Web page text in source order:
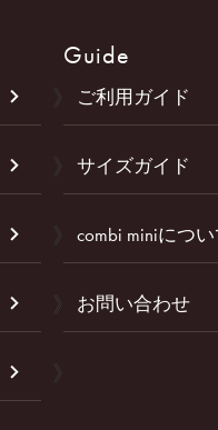
Guide
ご利用ガイド
サイズガイド
combi miniについ
お問い合わせ